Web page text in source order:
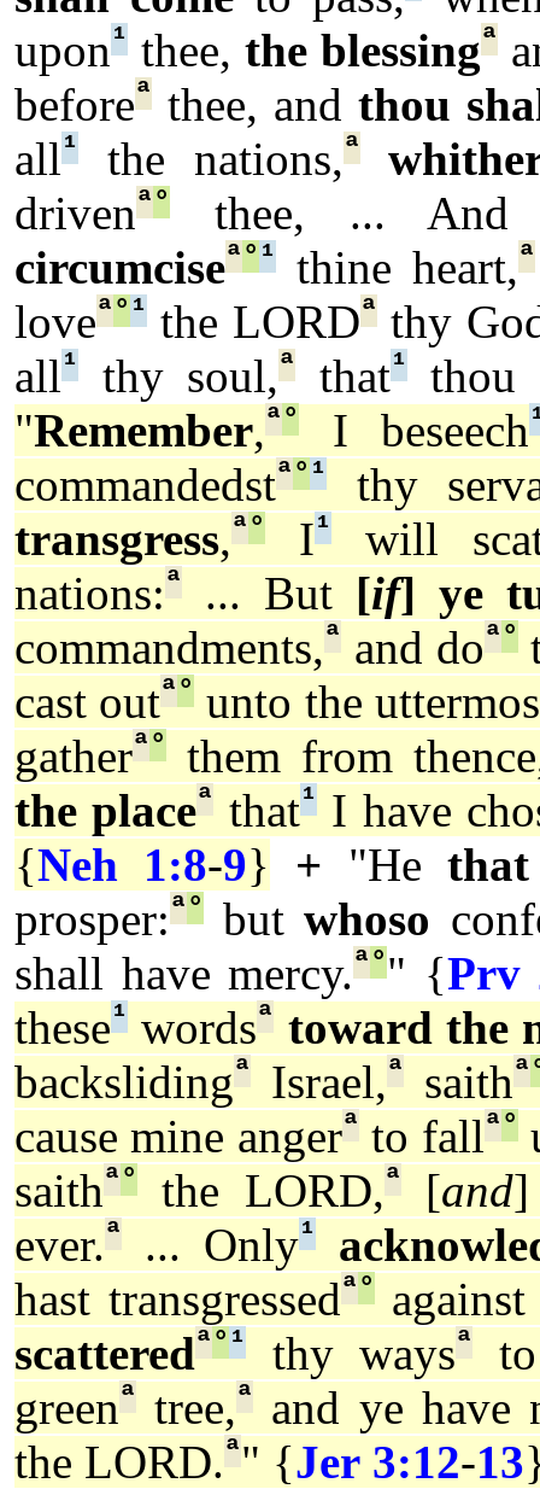
upon¹ thee, the blessingª
beforeª thee, and thou
all¹ the nations,ª
drivenª°
thee, ... And
circumciseª° ¹ thine heart,ª
loveª° ¹ the LORDªthy
all¹ thy soul,ª that¹thou
"Remember,ª° I beseech
commandedstª° ¹
thy
transgress,ª° I¹will
nations:ª ... But [if] ye
commandments,ª and doª°
cast outª° unto the
gatherª°
them from
the placeª that¹I have
{Neh 1:8-9} + "He that
prosper:ª° butwhoso
shall have mercy.ª°" {Prv
these¹ wordsª toward the
backslidingª Israel,ª saithª
cause mine angerª to fallª°
saithª° the LORD,ª [and
ever.ª ... Only¹
hast transgressedª°against
scatteredª° ¹ thy waysª
greenª tree,ª
and ye have
the LORD.ª" {Jer 3:12-13